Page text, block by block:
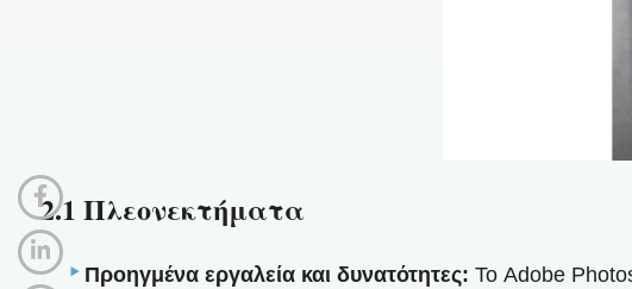
2.1 Πλεονεκτήματα
Προηγμένα εργαλεία και δυνατότητες: Το Adobe